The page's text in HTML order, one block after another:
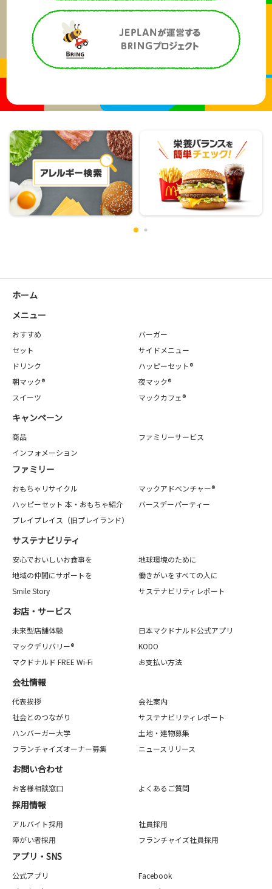
ホーム
メニュー
おすすめ
バーガー
セット
サイドメニュー
ドリンク
ハッピーセット®
朝マック®
夜マック®
スイーツ
マックカフェ®
キャンペーン
商品
ファミリーサービス
インフォメーション
ファミリー
おもちゃリサイクル
マックアドベンチャー®
ハッピーセット 本・おもちゃ紹介
バースデーパーティー
プレイプレイス（旧プレイランド）
サステナビリティ
安心でおいしいお食事を
地球環境のために
地域の仲間にサポートを
働きがいをすべての人に
Smile Story
サステナビリティレポート
お店・サービス
未来型店舗体験
日本マクドナルド公式アプリ
マックデリバリー®
KODO
マクドナルド FREE Wi-Fi
お支払い方法
会社情報
代表挨拶
会社案内
社会とのつながり
サステナビリティレポート
ハンバーガー大学
土地・建物募集
フランチャイズオーナー募集
ニュースリリース
お問い合わせ
お客様相談窓口 よくあるご質問
採用情報
アルバイト採用
社員採用
障がい者採用
フランチャイズ社員採用
アプリ・SNS
公式アプリ
Facebook